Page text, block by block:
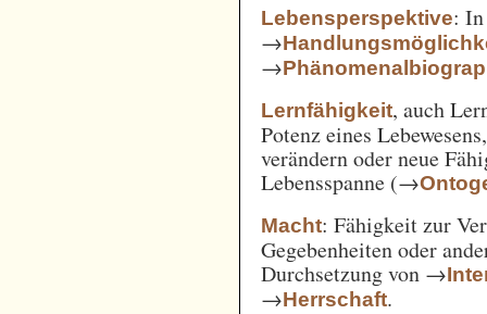
Lebensperspektive:
→
→
Lernfähigkeit, auch
Potenz eines
verändern oder neue
Lebensspanne (→
Macht: Fähigkeit zur
Gegebenheiten oder
Durchsetzung von →
→Herrschaft.